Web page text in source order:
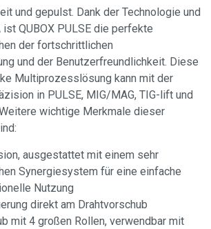
und gepulst. Dank der Technologie und
ist QUBOX PULSE die perfekte
der fortschrittlichen
und der Benutzerfreundlichkeit. Diese
Multiprozesslösung kann mit der
in PULSE, MIG/MAG, TIG-lift und
wichtige Merkmale dieser
ausgestattet mit einem sehr
Synergiesystem für eine einfache
Nutzung
direkt am Drahtvorschub
mit 4 großen Rollen, verwendbar mit